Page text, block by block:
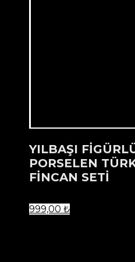
YILBAŞI
PORSELEN
FİNCAN SETİ
999,00 ₺